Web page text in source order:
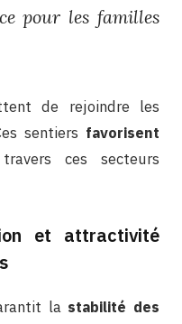
pour les familles
de rejoindre les
sentiers favorisent
ces secteurs
et attractivité
la stabilité des